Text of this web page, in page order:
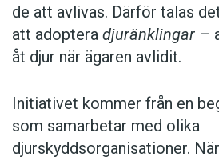
de att avlivas. Därför talas
att adoptera djuränklingar –
åt djur när ägaren avlidit.
Initiativet kommer från en
som samarbetar med olika
djurskyddsorganisationer.